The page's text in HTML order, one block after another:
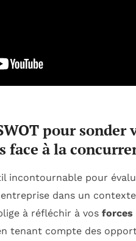
pour sonder
face à la
incontournable pour
dans un contexte
à réfléchir à vos forces
tenant compte des